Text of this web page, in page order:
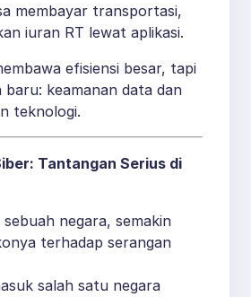
membayar transportasi,
iuran RT lewat aplikasi.
efisiensi besar, tapi
keamanan data dan
teknologi.
Tantangan Serius di
sebuah negara, semakin
terhadap serangan
salah satu negara